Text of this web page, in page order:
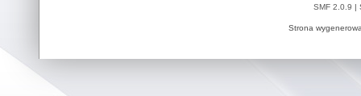
SMF 2.0.9
Strona